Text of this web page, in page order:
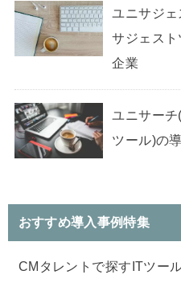
ユニサジ
サジェス
企業
ユニサー
ツール)の
おすすめ導入事例特集
CMタレントで探すITツー